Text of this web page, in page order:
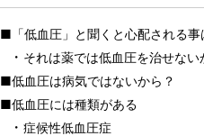
■「低血圧」と聞くと心配される
それは薬では低血圧を治せない
■低血圧は病気ではないから？
■低血圧には種類がある
症候性低血圧症